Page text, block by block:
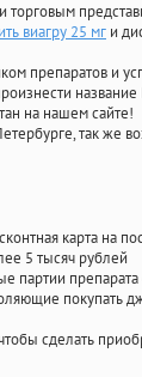
виагру 25 мг и
препаратов и
название
на нашем сайте!
так же
карта на
5 тысяч рублей
препарата
покупать
сделать